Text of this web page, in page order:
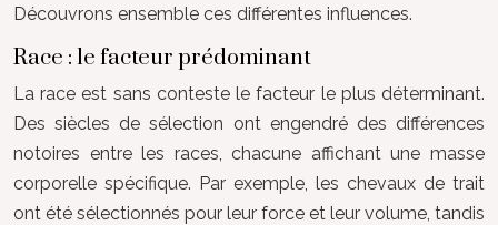
Découvrons ensemble ces différentes influences.
Race : le facteur prédominant
La race est sans conteste le facteur le plus déterminant.
Des siècles de sélection ont engendré des différences
notoires entre les races, chacune affichant une masse
corporelle spécifique. Par exemple, les chevaux de trait
ont été sélectionnés pour leur force et leur volume, tandis